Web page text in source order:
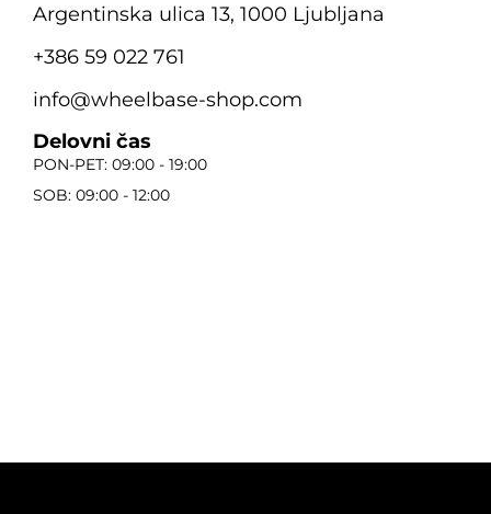
Argentinska ulica 13, 1000 Ljubljana
+386 59 022 761
info@wheelbase-shop.com
Delovni čas
PON-PET: 09:00 - 19:00
SOB: 09:00 - 12:00